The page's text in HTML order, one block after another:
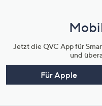
Jetzt die QVC App für
und
Für Apple